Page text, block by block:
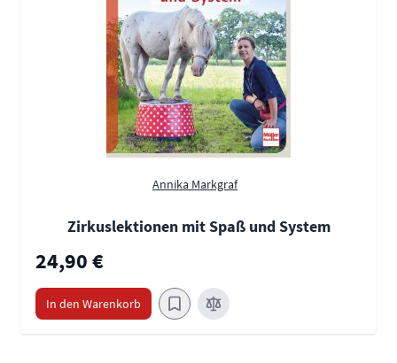
Annika Markgraf
Zirkuslektionen mit Spaß und System
24,90 €
In den Warenkorb